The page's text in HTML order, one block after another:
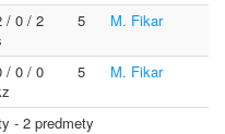
/ 0 / 2
5 M. Fikar
/ 0 / 0
5 M. Fikar
- 2 predmety